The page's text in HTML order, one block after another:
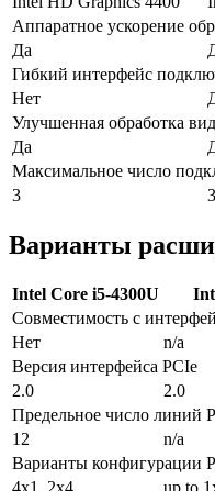
Аппаратное ускорение
Да
Гибкий интерфейс
Нет
Улучшенная обработка
Да
Максимальное число
3
3
Варианты
Intel Core i5-4300U
Совместимость с
Нет
n/a
Версия интерфейса PCIe
2.0
2.0
Предельное число линий
12
n/a
Варианты конфигурации